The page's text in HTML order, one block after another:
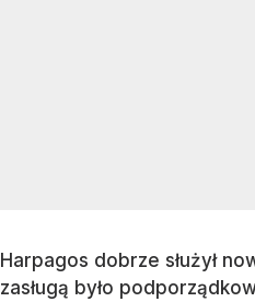
Harpagos dobrze służył
zasługą było